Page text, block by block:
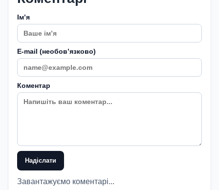
Імʼя
E-mail (необовʼязково)
Коментар
Надіслати
Завантажуємо коментарі...